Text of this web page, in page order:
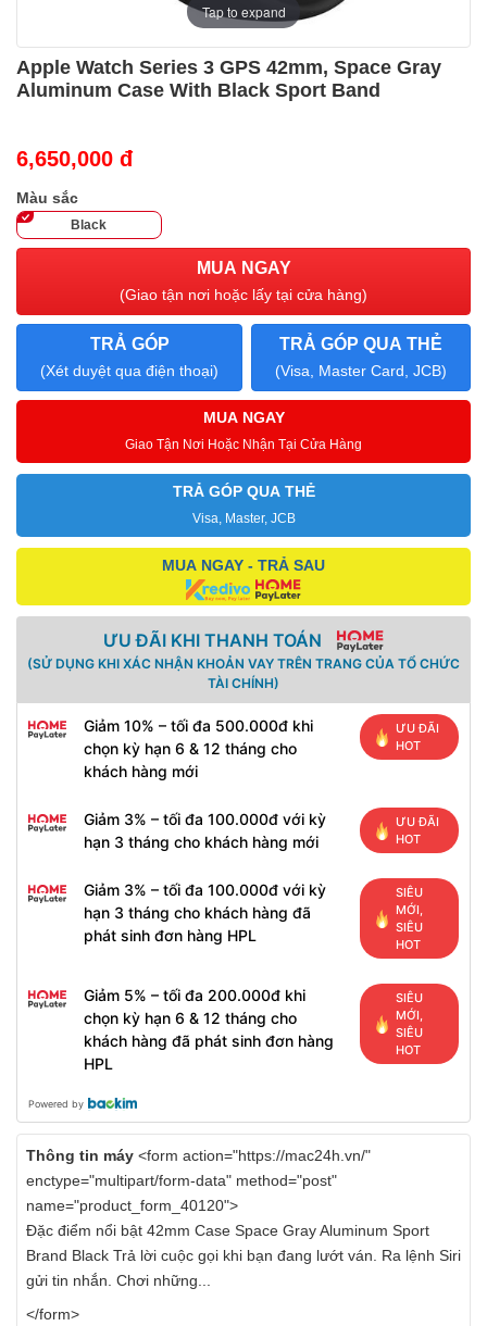
Tap to expand
Apple Watch Series 3 GPS 42mm, Space Gray
Aluminum Case With Black Sport Band
6,650,000 đ
Màu sắc
Black
MUA NGAY
(Giao tận nơi hoặc lấy tại cửa hàng)
TRẢ GÓP
(Xét duyệt qua điện thoại)
TRẢ GÓP QUA THẺ
(Visa, Master Card, JCB)
MUA NGAY
Giao Tận Nơi Hoặc Nhận Tại Cửa Hàng
TRẢ GÓP QUA THẺ
Visa, Master, JCB
MUA NGAY - TRẢ SAU
ƯU ĐÃI KHI THANH TOÁN
(SỬ DỤNG KHI XÁC NHẬN KHOẢN VAY TRÊN TRANG CỦA TỔ CHỨC
TÀI CHÍNH)
Giảm 10% – tối đa 500.000đ khi
chọn kỳ hạn 6 & 12 tháng cho
khách hàng mới
ƯU ĐÃI
HOT
Giảm 3% – tối đa 100.000đ với kỳ
hạn 3 tháng cho khách hàng mới
ƯU ĐÃI
HOT
Giảm 3% – tối đa 100.000đ với kỳ
hạn 3 tháng cho khách hàng đã
phát sinh đơn hàng HPL
SIÊU
MỚI,
SIÊU
HOT
Giảm 5% – tối đa 200.000đ khi
chọn kỳ hạn 6 & 12 tháng cho
khách hàng đã phát sinh đơn hàng
HPL
SIÊU
MỚI,
SIÊU
HOT
Powered by
Thông tin máy <form action="https://mac24h.vn/"
enctype="multipart/form-data" method="post"
name="product_form_40120">
Đặc điểm nổi bật 42mm Case Space Gray Aluminum Sport
Brand Black Trả lời cuộc gọi khi bạn đang lướt ván. Ra lệnh Siri
gửi tin nhắn. Chơi những...
</form>